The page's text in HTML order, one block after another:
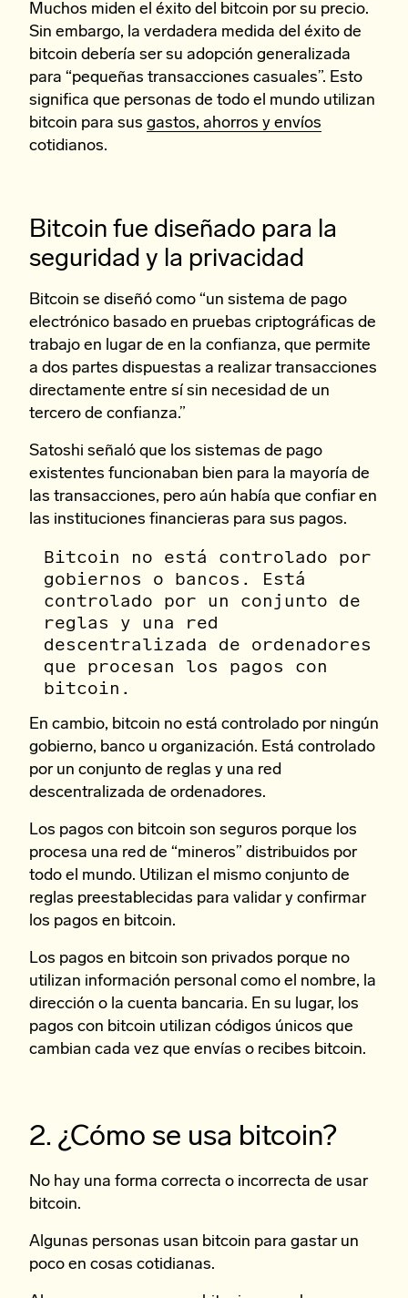
Muchos miden el éxito del bitcoin por su precio.
Sin embargo, la verdadera medida del éxito de
bitcoin debería ser su adopción generalizada
para “pequeñas transacciones casuales”. Esto
significa que personas de todo el mundo utilizan
bitcoin para sus gastos, ahorros y envíos
cotidianos.
Bitcoin fue diseñado para la
seguridad y la privacidad
Bitcoin se diseñó como “un sistema de pago
electrónico basado en pruebas criptográficas de
trabajo en lugar de en la confianza, que permite
a dos partes dispuestas a realizar transacciones
directamente entre sí sin necesidad de un
tercero de confianza.”
Satoshi señaló que los sistemas de pago
existentes funcionaban bien para la mayoría de
las transacciones, pero aún había que confiar en
las instituciones financieras para sus pagos.
Bitcoin no está controlado por
gobiernos o bancos. Está
controlado por un conjunto de
reglas y una red
descentralizada de ordenadores
que procesan los pagos con
bitcoin.
En cambio, bitcoin no está controlado por ningún
gobierno, banco u organización. Está controlado
por un conjunto de reglas y una red
descentralizada de ordenadores.
Los pagos con bitcoin son seguros porque los
procesa una red de “mineros” distribuidos por
todo el mundo. Utilizan el mismo conjunto de
reglas preestablecidas para validar y confirmar
los pagos en bitcoin.
Los pagos en bitcoin son privados porque no
utilizan información personal como el nombre, la
dirección o la cuenta bancaria. En su lugar, los
pagos con bitcoin utilizan códigos únicos que
cambian cada vez que envías o recibes bitcoin.
2. ¿Cómo se usa bitcoin?
No hay una forma correcta o incorrecta de usar
bitcoin.
Algunas personas usan bitcoin para gastar un
poco en cosas cotidianas.